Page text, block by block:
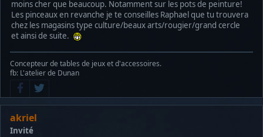
moins cher que beaucoup. Notamment sur les pots de peinture!
Les pinceaux en revanche je te conseilles Raphael que tu trouvera
chez les magasins type culture/beaux arts/rougier/grand cercle
et ainsi de suite.
Concepteur de tables de jeux et d'accessoires.
fb: L'atelier de Dunan
akriel
Invité